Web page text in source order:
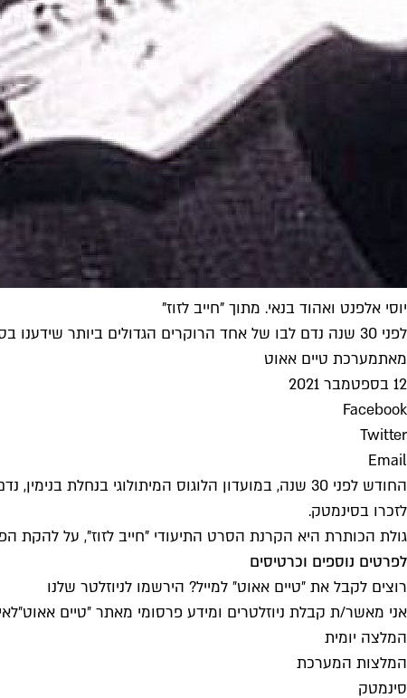
יוסי אלפנט ואהוד בנאי. מתוך "חייב לזוז"
לפני 30 שנה נדם לבו של אחד הרוקרים הגדולים ביותר שידענו בסצינה. הערב יוקרן בסינמטק הסרט "חייב לזוז" על להקת הפליטים שבה ניגן, ולפני כן תיערך הופעה עם מיטב משיריו
מאתמערכת טיים אאוט
12 בספטמבר 2021
Facebook
Twitter
Email
החודש לפני 30 שנה, במועדון הלוגוס המיתולוגי
לזכרו בסינמטק.
גולת הכותרת היא הקרנת הסרט התיעודי "חייב לזוז", על להקת
לפרטים נוספים וכרטיסים
רוצים לקבל את ״טיים אאוט״ למייל? הירשמו לניוזלטר שלנו
אני מאשר/ת קבלת ניוזלטרים ומידע פרסומי מאתר ״טיים אאוט״
המלצה יומית
המלצות המערכת
סינמטק